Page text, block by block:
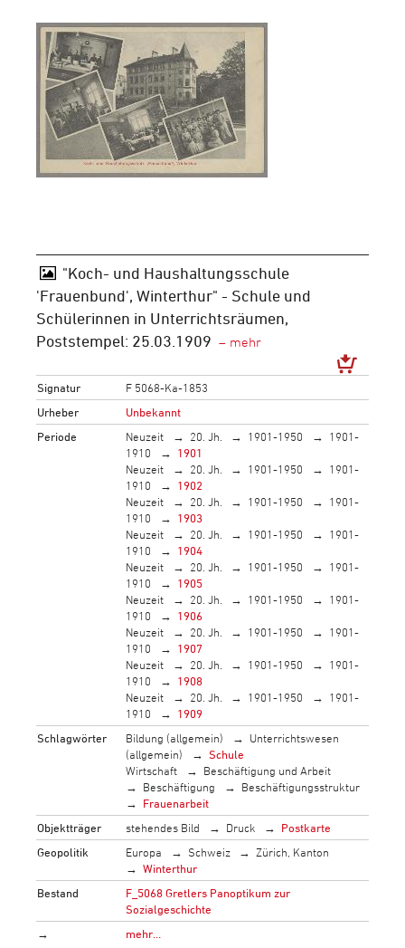
"Koch- und Haushaltungsschule
'Frauenbund', Winterthur" - Schule und
Schülerinnen in Unterrichtsräumen,
Poststempel: 25.03.1909
Signatur
F 5068-Ka-1853
Urheber
Unbekannt
Periode
Neuzeit 20. Jh. 1901-1950
1901-
1910
1901
Neuzeit
20. Jh. 1901-1950
1901-
1910
1902
Neuzeit
20. Jh. 1901-1950
1901-
1910
1903
Neuzeit
20. Jh. 1901-1950
1901-
1910
1904
Neuzeit
20. Jh. 1901-1950
1901-
1910
1905
Neuzeit
20. Jh. 1901-1950
1901-
1910
1906
Neuzeit
20. Jh. 1901-1950
1901-
1910
1907
Neuzeit
20. Jh. 1901-1950
1901-
1910
1908
Neuzeit
20. Jh. 1901-1950
1901-
1910
1909
Schlagwörter
Bildung (allgemein)
Unterrichtswesen
(allgemein)
Schule
Wirtschaft
Beschäftigung und Arbeit
Beschäftigung
Beschäftigungsstruktur
Frauenarbeit
Objektträger
stehendes Bild Druck
Postkarte
Geopolitik
Europa Schweiz
Zürich, Kanton
Winterthur
Bestand
F_5068 Gretlers Panoptikum zur
Sozialgeschichte
→
mehr…